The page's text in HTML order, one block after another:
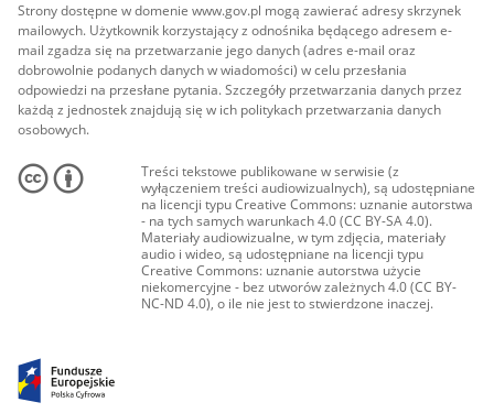
Strony dostępne w domenie www.gov.pl mogą zawierać adresy skrzynek
mailowych. Użytkownik korzystający z odnośnika będącego adresem e-
mail zgadza się na przetwarzanie jego danych (adres e-mail oraz
dobrowolnie podanych danych w wiadomości) w celu przesłania
odpowiedzi na przesłane pytania. Szczegóły przetwarzania danych przez
każdą z jednostek znajdują się w ich politykach przetwarzania danych
osobowych.
Treści tekstowe publikowane w serwisie (z
wyłączeniem treści audiowizualnych), są udostępniane
na licencji typu Creative Commons: uznanie autorstwa
- na tych samych warunkach 4.0 (CC BY-SA 4.0).
Materiały audiowizualne, w tym zdjęcia, materiały
audio i wideo, są udostępniane na licencji typu
Creative Commons: uznanie autorstwa użycie
niekomercyjne - bez utworów zależnych 4.0 (CC BY-
NC-ND 4.0), o ile nie jest to stwierdzone inaczej.